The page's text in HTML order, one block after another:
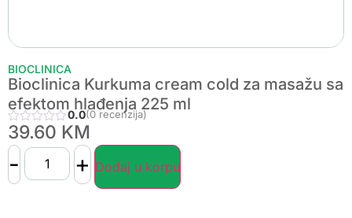
BIOCLINICA
Bioclinica Kurkuma cream cold za masažu sa
efektom hlađenja 225 ml
0.0(0 recenzija)
39.60 KM
- + Dodaj u korpu